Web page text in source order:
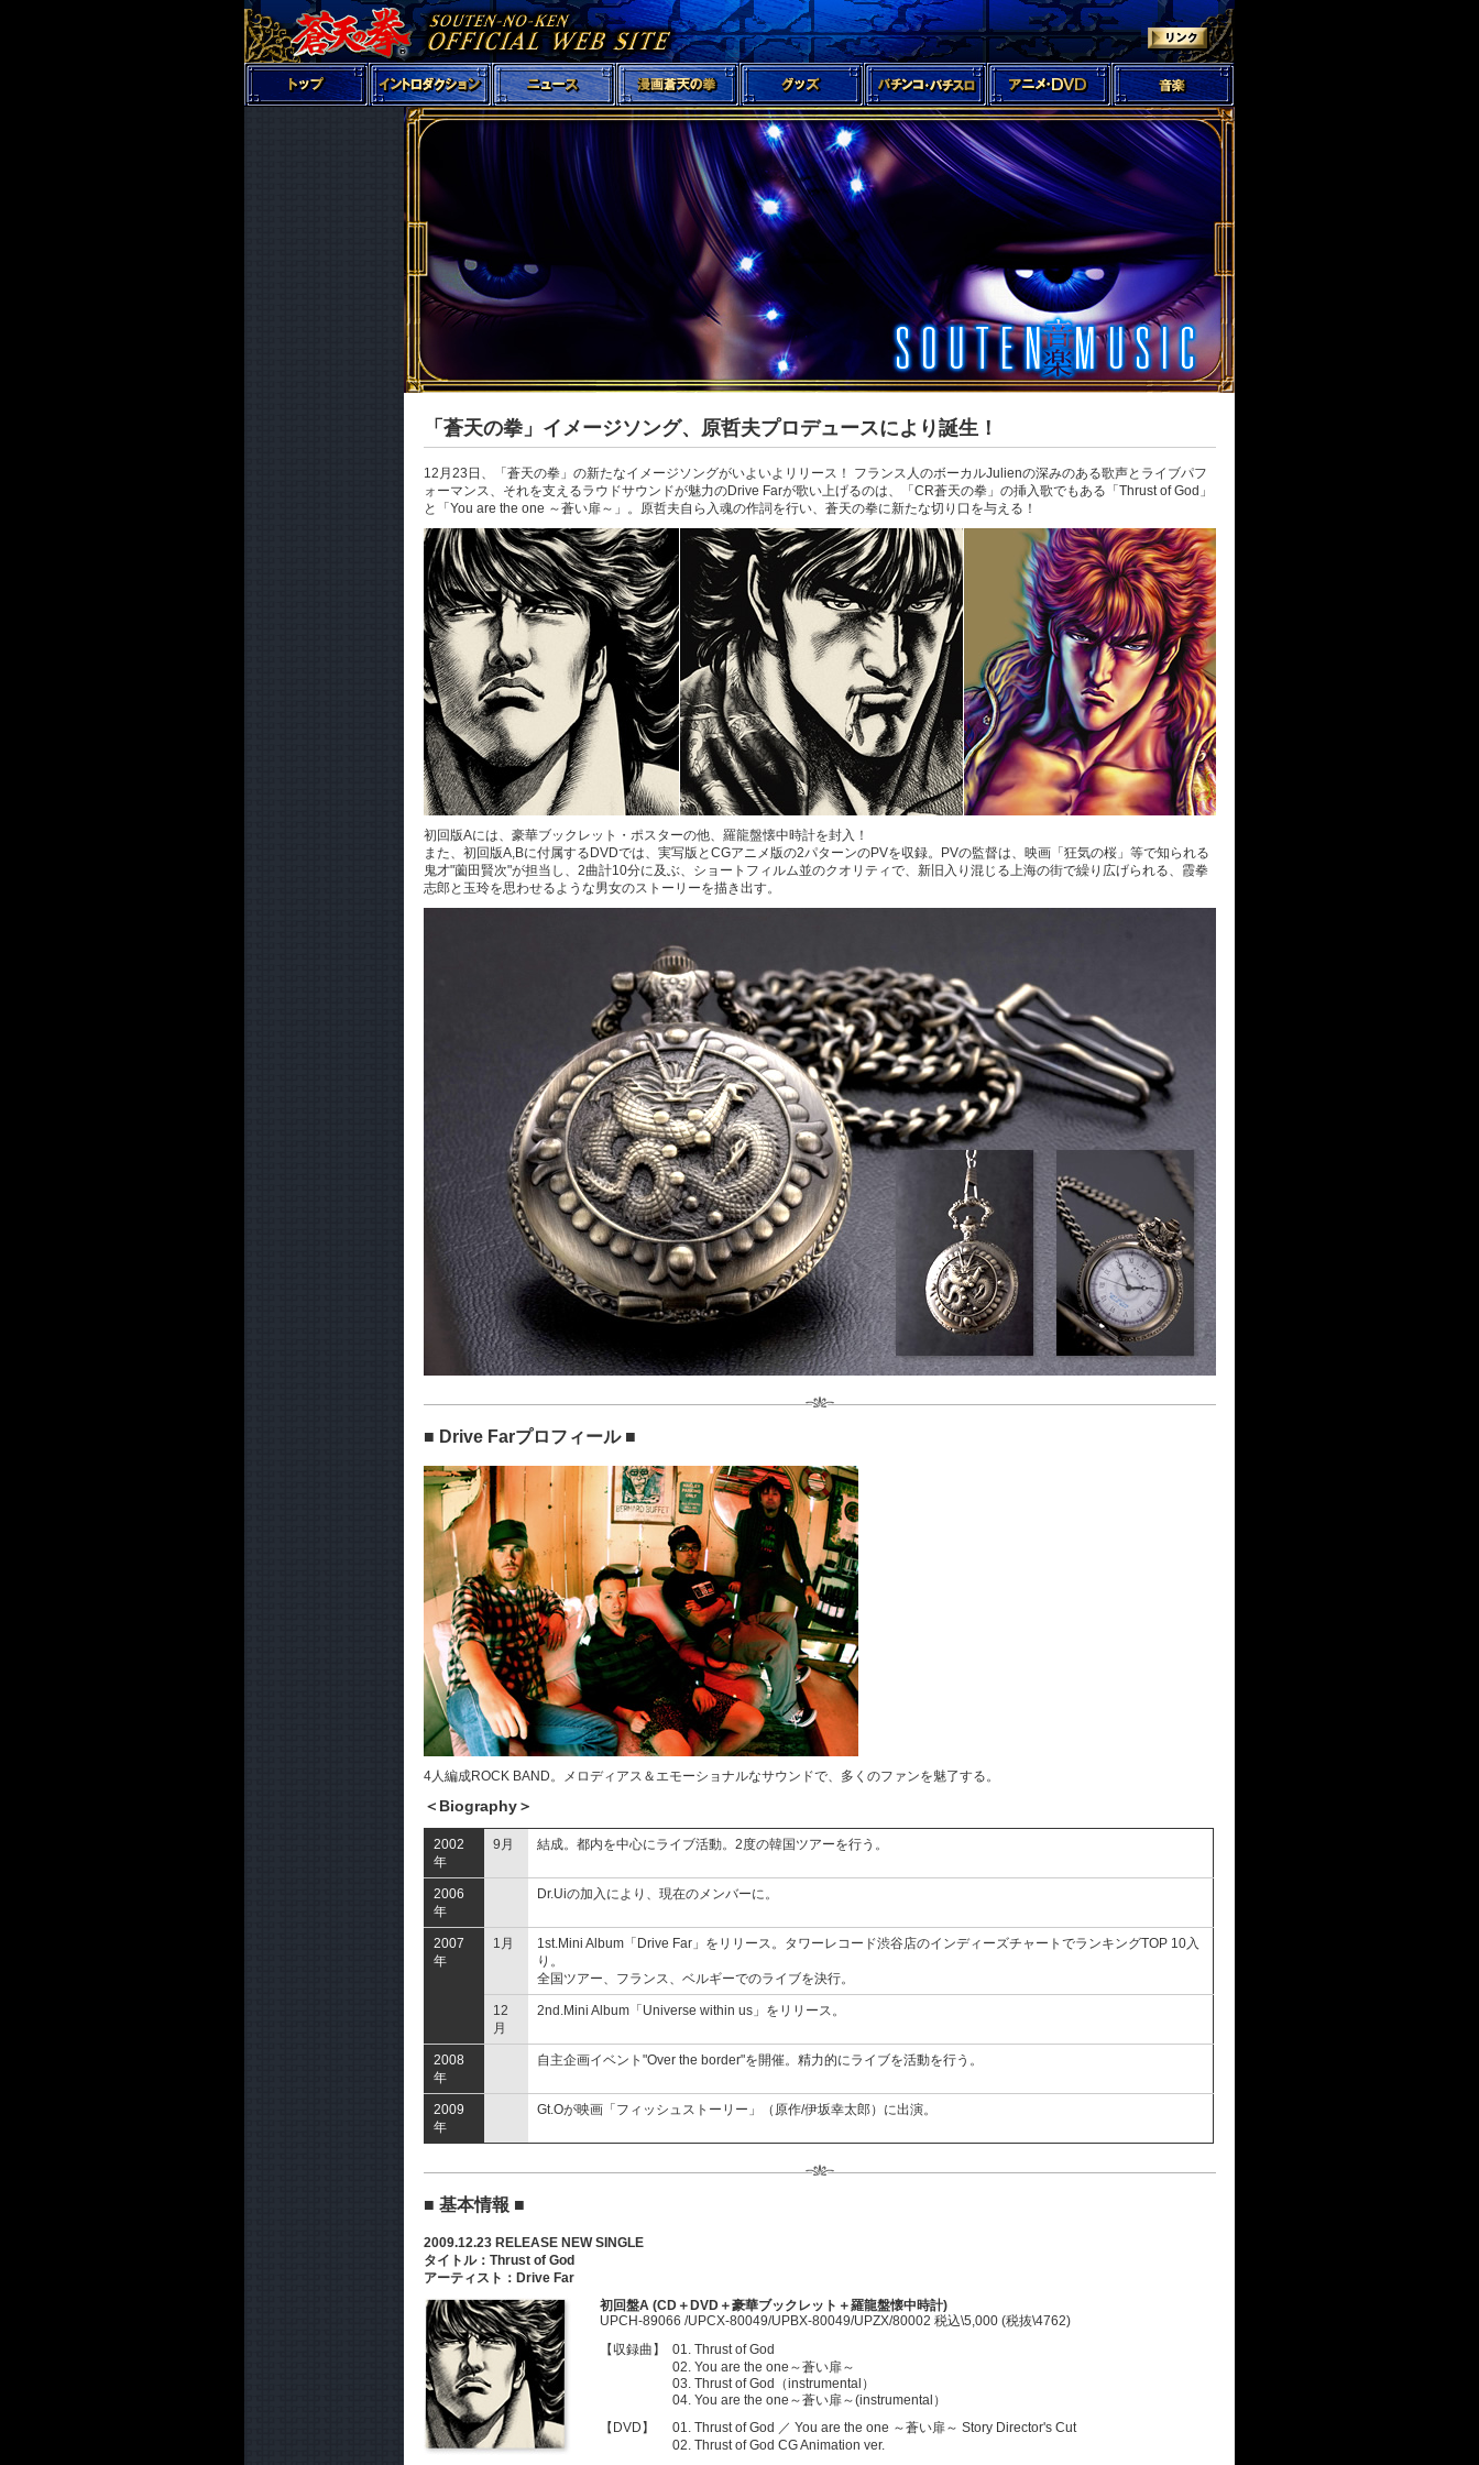
「蒼天の拳」イメージソング、原哲夫プロデュースにより誕生！
12月23日、「蒼天の拳」の新たなイメージソングがいよいよリリース！ フランス人のボーカルJulienの深みのある歌声とライブパフ
ォーマンス、それを支えるラウドサウンドが魅力のDrive Farが歌い上げるのは、「CR蒼天の拳」の挿入歌でもある「Thrust of God」
と「You are the one ～蒼い扉～」。原哲夫自ら入魂の作詞を行い、蒼天の拳に新たな切り口を与える！
初回版Aには、豪華ブックレット・ポスターの他、羅龍盤懐中時計を封入！
また、初回版A,Bに付属するDVDでは、実写版とCGアニメ版の2パターンのPVを収録。PVの監督は、映画「狂気の桜」等で知られる
鬼才"薗田賢次"が担当し、2曲計10分に及ぶ、ショートフィルム並のクオリティで、新旧入り混じる上海の街で繰り広げられる、霞拳
志郎と玉玲を思わせるような男女のストーリーを描き出す。
■ Drive Farプロフィール ■
4人編成ROCK BAND。メロディアス＆エモーショナルなサウンドで、多くのファンを魅了する。
＜Biography＞
2002
年
9月 結成。都内を中心にライブ活動。2度の韓国ツアーを行う。
2006
年
Dr.Uiの加入により、現在のメンバーに。
2007
年
1月
1st.Mini Album「Drive Far」をリリース。タワーレコード渋谷店のインディーズチャートでランキングTOP 10入
り。
全国ツアー、フランス、ベルギーでのライブを決行。
12
月
2nd.Mini Album「Universe within us」をリリース。
2008
年
自主企画イベント"Over the border"を開催。精力的にライブを活動を行う。
2009
年
Gt.Oが映画「フィッシュストーリー」（原作/伊坂幸太郎）に出演。
■ 基本情報 ■
2009.12.23 RELEASE NEW SINGLE
タイトル：Thrust of God
アーティスト：Drive Far
初回盤A (CD＋DVD＋豪華ブックレット＋羅龍盤懐中時計)
UPCH-89066 /UPCX-80049/UPBX-80049/UPZX/80002 税込\5,000 (税抜\4762)
【収録曲】
01. Thrust of God
02. You are the one～蒼い扉～
03. Thrust of God（instrumental）
04. You are the one～蒼い扉～(instrumental）
【DVD】
01. Thrust of God ／ You are the one ～蒼い扉～ Story Director's Cut
02. Thrust of God CG Animation ver.